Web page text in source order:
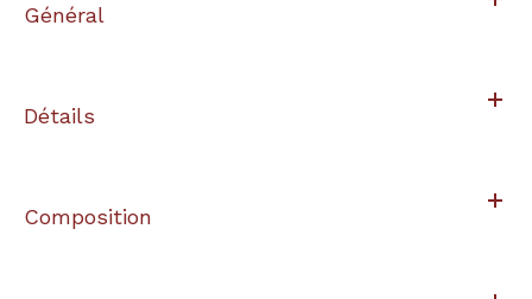
Général
Détails
Composition